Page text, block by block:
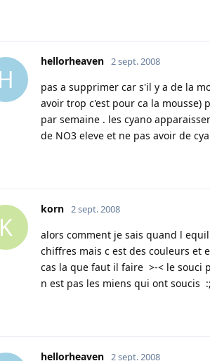
H
hellorheaven 2 sept. 2008
pas a supprimer car s'il y a de la
avoir trop c'est pour ca la
par semaine . les cyano
de NO3 eleve et ne pas avoir de
K
korn 2 sept. 2008
alors comment je sais quand l
chiffres mais c est des couleurs et
cas la que faut il faire >-< le souci
n est pas les miens qui ont soucis
hellorheaven 2 sept. 2008